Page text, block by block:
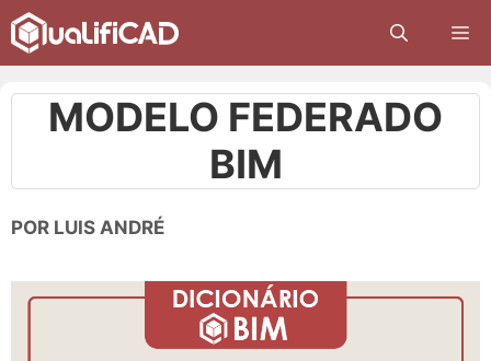
Pular
para
o
conteúdoMODELO FEDERADO
BIM
POR LUIS ANDRÉ